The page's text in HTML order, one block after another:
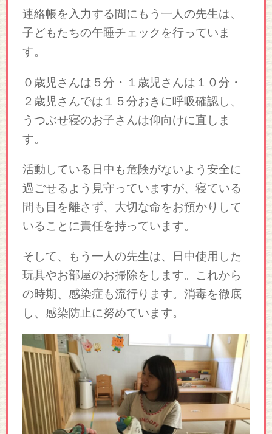
連絡帳を入力する間にもう一人の先生は、
子どもたちの午睡チェックを行っていま
す。
０歳児さんは５分・１歳児さんは１０分・
２歳児さんでは１５分おきに呼吸確認し、
うつぶせ寝のお子さんは仰向けに直しま
す。
活動している日中も危険がないよう安全に
過ごせるよう見守っていますが、寝ている
間も目を離さず、大切な命をお預かりして
いることに責任を持っています。
そして、もう一人の先生は、日中使用した
玩具やお部屋のお掃除をします。これから
の時期、感染症も流行ります。消毒を徹底
し、感染防止に努めています。